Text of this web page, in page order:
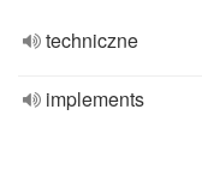
techniczne
implements